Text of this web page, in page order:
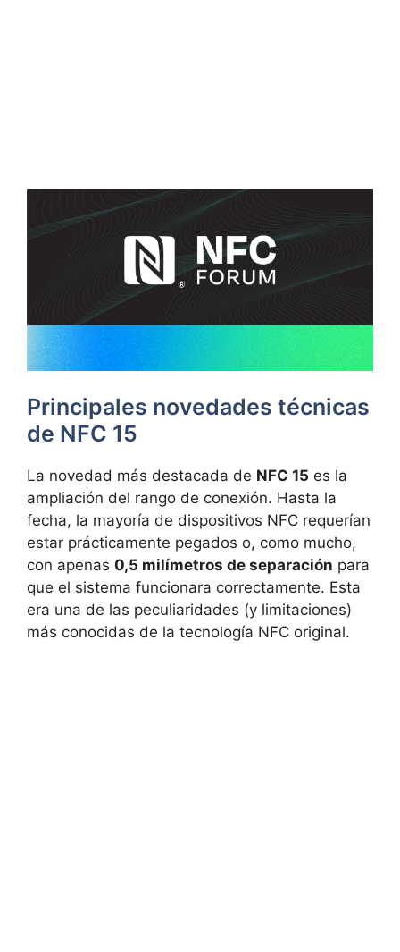
Principales novedades técnicas
de NFC 15
La novedad más destacada de NFC 15 es la
ampliación del rango de conexión. Hasta la
fecha, la mayoría de dispositivos NFC requerían
estar prácticamente pegados o, como mucho,
con apenas 0,5 milímetros de separación para
que el sistema funcionara correctamente. Esta
era una de las peculiaridades (y limitaciones)
más conocidas de la tecnología NFC original.